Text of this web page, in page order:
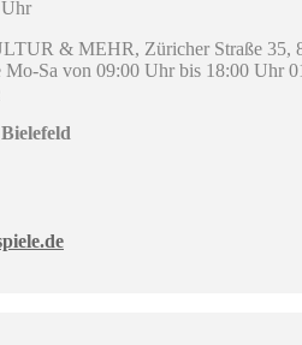
& MEHR, Züricher Straße 35,
Sa von 09:00 Uhr bis 18:00 Uhr